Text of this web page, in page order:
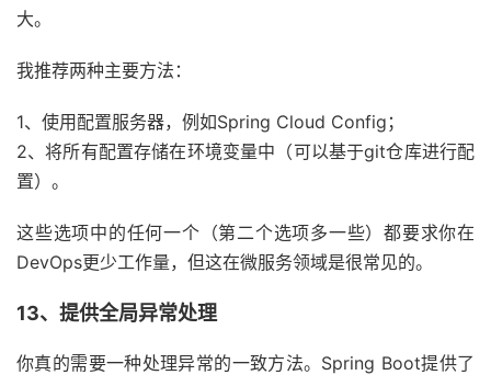
大。
我推荐两种主要方法：
1、使用配置服务器，例如Spring Cloud Config；
2、将所有配置存储在环境变量中（可以基于git仓库进行配
置）。
这些选项中的任何一个（第二个选项多一些）都要求你在
DevOps更少工作量，但这在微服务领域是很常见的。
13、提供全局异常处理
你真的需要一种处理异常的一致方法。Spring Boot提供了